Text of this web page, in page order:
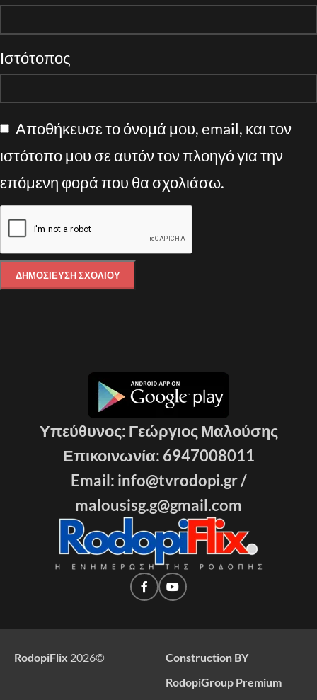
Ιστότοπος
Αποθήκευσε το όνομά μου, email, και τον
ιστότοπο μου σε αυτόν τον πλοηγό για την
επόμενη φορά που θα σχολιάσω.
Υπεύθυνος: Γεώργιος Μαλούσης
Επικοινωνία: 6947008011
Email: info@tvrodopi.gr /
malousisg.g@gmail.com
RodopiFlix 2026©
Construction BY
RodopiGroup Premium